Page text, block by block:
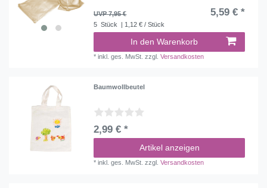
UVP 7,95 € 5,59 € *
5 Stück | 1,12 € / Stück
In den Warenkorb
*inkl. ges. MwSt. zzgl.Versandkosten
Baumwollbeutel
2,99 € *
Artikel anzeigen
*inkl. ges. MwSt. zzgl.Versandkosten